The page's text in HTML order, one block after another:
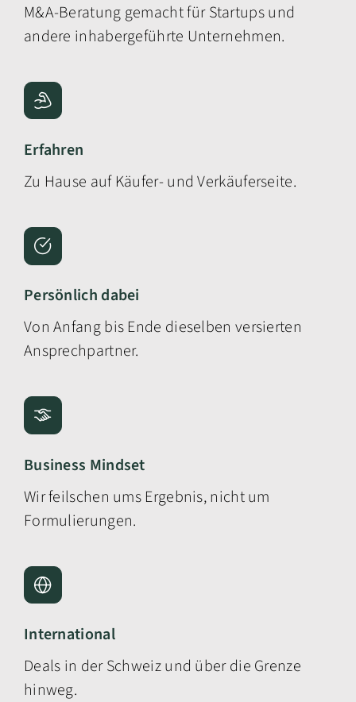
M&A-Beratung gemacht fürStartups und
andere inhabergeführte Unternehmen.
Erfahren
Zu Hause auf Käufer- und Verkäuferseite.
Persönlich dabei
Von Anfang bis Ende dieselben versierten
Ansprechpartner.
Business Mindset
Wir feilschen ums Ergebnis, nicht um
Formulierungen.
International
Deals in der Schweiz und über die Grenze
hinweg.